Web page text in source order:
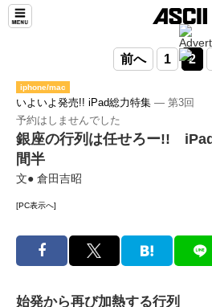
前へ 1 2
iphone/mac
いよいよ発売!! iPad総力特集 ― 第3回
予約はしませんでした
銀座の行列は任せろー!!
間半
文● 倉田吉昭
[PC表示へ]
始発から再び加熱する行列